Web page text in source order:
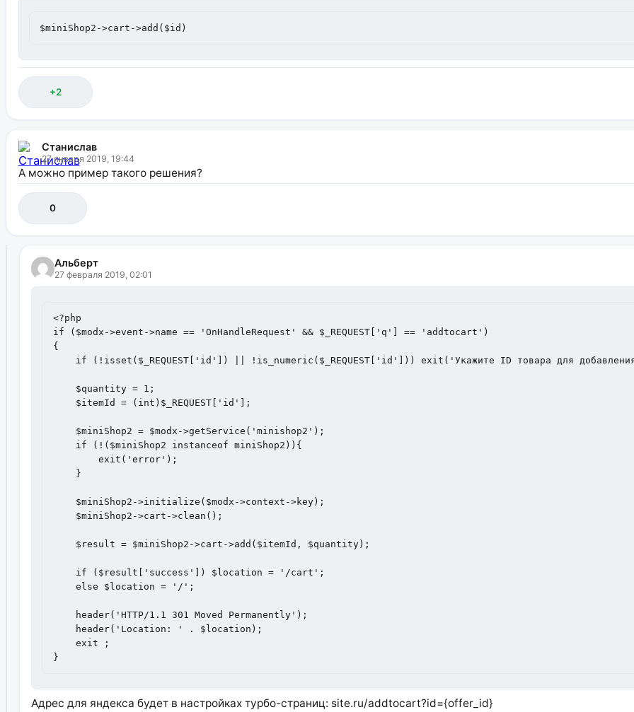
$miniShop2->cart->add($id)
+2
Станислав
27 января 2019, 19:44
А можно пример такого решения?
0
Альберт
27 февраля 2019, 02:01
<?php
if ($modx->event->name == 'OnHandleRequest' && $_REQUEST['q'] == 'addtocart')
{
if (!isset($_REQUEST['id']) || !is_numeric($_REQUEST['id'])) exit('Укажите ID товара для
    $quantity = 1;
    $itemId = (int)$_REQUEST['id'];
    $miniShop2 = $modx->getService('minishop2');
    if (!($miniShop2 instanceof miniShop2)){
        exit('error');
    }
    $miniShop2->initialize($modx->context->key);
    $miniShop2->cart->clean();
    $result = $miniShop2->cart->add($itemId, $quantity);
    if ($result['success']) $location = '/cart';
    else $location = '/';
    header('HTTP/1.1 301 Moved Permanently');
    header('Location: ' . $location);
    exit ;
}
Адрес для яндекса будет в настройках турбо-страниц: site.ru/addtocart?id={offer_id}